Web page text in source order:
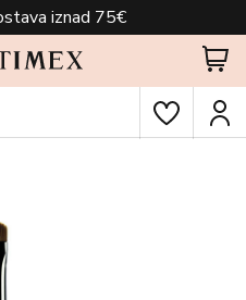
iznad 75€